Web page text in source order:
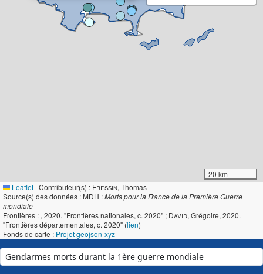
20 km
Leaflet | Contributeur(s) : Fressin, Thomas
Source(s) des données : MDH :Morts pour la France de la Première Guerre
mondiale
Frontières : , 2020. "Frontières nationales, c. 2020" ; David, Grégoire, 2020.
"Frontières départementales, c. 2020" (lien)
Fonds de carte : Projet geojson-xyz